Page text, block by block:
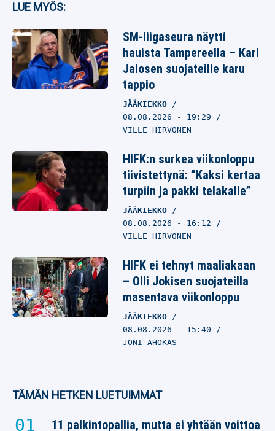
LUE MYÖS:
SM-liigaseura näytti
hauista Tampereella – Kari
Jalosen suojateille karu
tappio
JÄÄKIEKKO
08.08.2026 - 19:29
VILLE HIRVONEN
HIFK:n surkea viikonloppu
tiivistettynä: ”Kaksi kertaa
turpiin ja pakki telakalle”
JÄÄKIEKKO
08.08.2026 - 16:12
VILLE HIRVONEN
HIFK ei tehnyt maaliakaan
– Olli Jokisen suojateilla
masentava viikonloppu
JÄÄKIEKKO
08.08.2026 - 15:40
JONI AHOKAS
TÄMÄN HETKEN LUETUIMMAT
11 palkintopallia, mutta ei yhtään voittoa